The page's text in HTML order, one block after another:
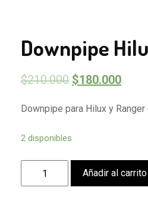
Downpipe
$210.000 $180.000
Downpipe para Hilux y
2 disponibles
Añadir al carrito